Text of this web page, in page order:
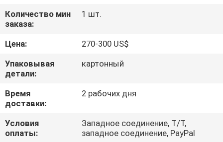
КАЧЕСТВА
СВЯЖИТЕСЬ
МЫ
СПРОСИТЕ
Количество мин
заказа:
1 шт.
Цена:
270-300 US$
Упаковывая
детали:
картонный
Время
доставки:
2 рабочих дня
Условия
оплаты:
Западное соединение, T/T,
западное соединение, PayPal